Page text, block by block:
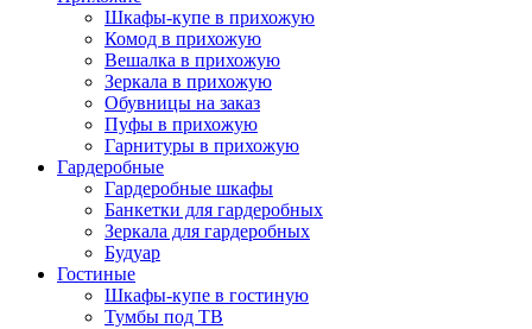
Шкафы-купе в прихожую
Комод в прихожую
Вешалка в прихожую
Зеркала в прихожую
Обувницы на заказ
Пуфы в прихожую
Гарнитуры в прихожую
Гардеробные
Гардеробные шкафы
Банкетки для гардеробных
Зеркала для гардеробных
Будуар
Гостиные
Шкафы-купе в гостиную
Тумбы под ТВ